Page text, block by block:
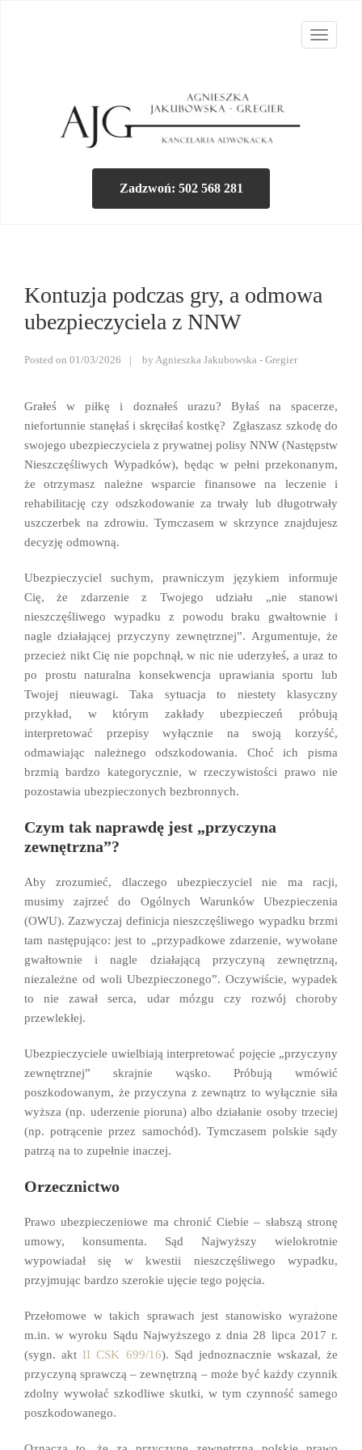
T
t
Zadzwoń: 502 568 281
Kontuzja podczas gry, a odmowa
ubezpieczyciela z NNW
Posted on 01/03/2026 by Agnieszka Jakubowska - Gregier
Grałeś w piłkę i doznałeś urazu? Byłaś na spacerze,
niefortunnie stanęłaś i skręciłaś kostkę? Zgłaszasz szkodę do
swojego ubezpieczyciela z prywatnej polisy NNW (Następstw
Nieszczęśliwych Wypadków), będąc w pełni przekonanym,
że otrzymasz należne wsparcie finansowe na leczenie i
rehabilitację czy odszkodowanie za trwały lub długotrwały
uszczerbek na zdrowiu. Tymczasem w skrzynce znajdujesz
decyzję odmowną.
Ubezpieczyciel suchym, prawniczym językiem informuje
Cię, że zdarzenie z Twojego udziału „nie stanowi
nieszczęśliwego wypadku z powodu braku gwałtownie i
nagle działającej przyczyny zewnętrznej”. Argumentuje, że
przecież nikt Cię nie popchnął, w nic nie uderzyłeś, a uraz to
po prostu naturalna konsekwencja uprawiania sportu lub
Twojej nieuwagi. Taka sytuacja to niestety klasyczny
przykład, w którym zakłady ubezpieczeń próbują
interpretować przepisy wyłącznie na swoją korzyść,
odmawiając należnego odszkodowania. Choć ich pisma
brzmią bardzo kategorycznie, w rzeczywistości prawo nie
pozostawia ubezpieczonych bezbronnych.
Czym tak naprawdę jest „przyczyna
zewnętrzna”?
Aby zrozumieć, dlaczego ubezpieczyciel nie ma racji,
musimy zajrzeć do Ogólnych Warunków Ubezpieczenia
(OWU). Zazwyczaj definicja nieszczęśliwego wypadku brzmi
tam następująco: jest to „przypadkowe zdarzenie, wywołane
gwałtownie i nagle działającą przyczyną zewnętrzną,
niezależne od woli Ubezpieczonego”. Oczywiście, wypadek
to nie zawał serca, udar mózgu czy rozwój choroby
przewlekłej.
Ubezpieczyciele uwielbiają interpretować pojęcie „przyczyny
zewnętrznej” skrajnie wąsko. Próbują wmówić
poszkodowanym, że przyczyna z zewnątrz to wyłącznie siła
wyższa (np. uderzenie pioruna) albo działanie osoby trzeciej
(np. potrącenie przez samochód). Tymczasem polskie sądy
patrzą na to zupełnie inaczej.
Orzecznictwo
Prawo ubezpieczeniowe ma chronić Ciebie – słabszą stronę
umowy, konsumenta. Sąd Najwyższy wielokrotnie
wypowiadał się w kwestii nieszczęśliwego wypadku,
przyjmując bardzo szerokie ujęcie tego pojęcia.
Przełomowe w takich sprawach jest stanowisko wyrażone
m.in. w wyroku Sądu Najwyższego z dnia 28 lipca 2017 r.
(sygn. akt II CSK 699/16). Sąd jednoznacznie wskazał, że
przyczyną sprawczą – zewnętrzną – może być każdy czynnik
zdolny wywołać szkodliwe skutki, w tym czynność samego
poszkodowanego.